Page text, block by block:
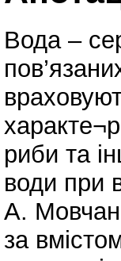
Вода –
риби та
води при
А. Мовчан
за